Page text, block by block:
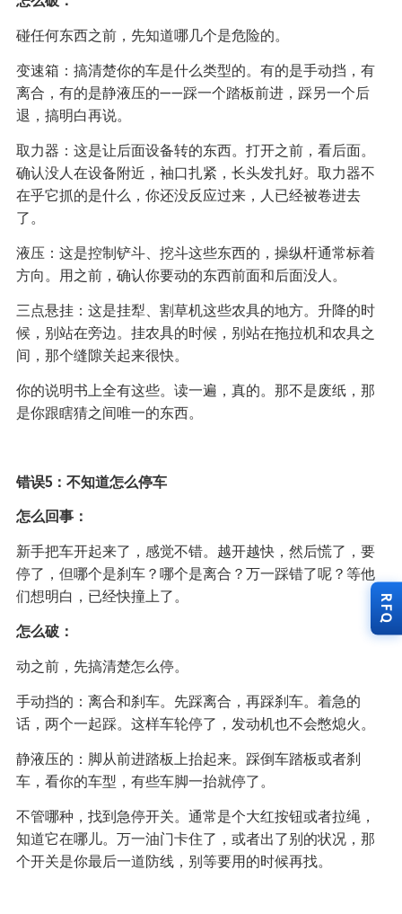
碰任何东西之前，先知道哪几个是危险的。
变速箱：搞清楚你的车是什么类型的。有的是手动挡，有
离合，有的是静液压的——踩一个踏板前进，踩另一个后
退，搞明白再说。
取力器：这是让后面设备转的东西。打开之前，看后面。
确认没人在设备附近，袖口扎紧，长头发扎好。取力器不
在乎它抓的是什么，你还没反应过来，人已经被卷进去
了。
液压：这是控制铲斗、挖斗这些东西的，操纵杆通常标着
方向。用之前，确认你要动的东西前面和后面没人。
三点悬挂：这是挂犁、割草机这些农具的地方。升降的时
候，别站在旁边。挂农具的时候，别站在拖拉机和农具之
间，那个缝隙关起来很快。
你的说明书上全有这些。读一遍，真的。那不是废纸，那
是你跟瞎猜之间唯一的东西。
错误5：不知道怎么停车
怎么回事：
新手把车开起来了，感觉不错。越开越快，然后慌了，要
停了，但哪个是刹车？哪个是离合？万一踩错了呢？等他
们想明白，已经快撞上了。
怎么破：
动之前，先搞清楚怎么停。
手动挡的：离合和刹车。先踩离合，再踩刹车。着急的
话，两个一起踩。这样车轮停了，发动机也不会憋熄火。
静液压的：脚从前进踏板上抬起来。踩倒车踏板或者刹
车，看你的车型，有些车脚一抬就停了。
不管哪种，找到急停开关。通常是个大红按钮或者拉绳，
知道它在哪儿。万一油门卡住了，或者出了别的状况，那
个开关是你最后一道防线，别等要用的时候再找。
RFQ